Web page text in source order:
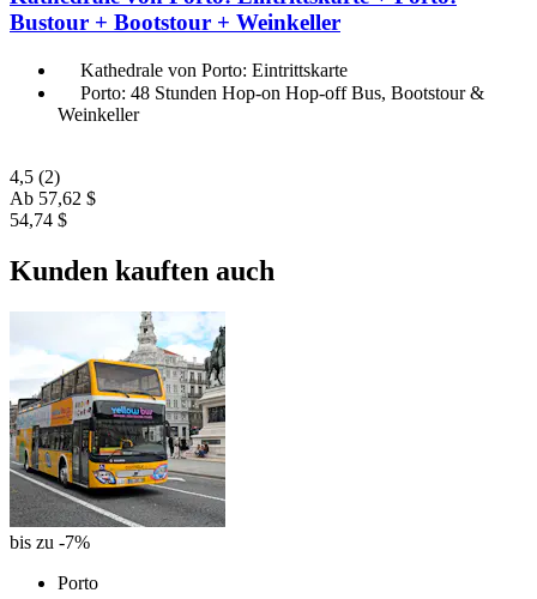
Bustour + Bootstour + Weinkeller
Kathedrale von Porto: Eintrittskarte
Porto: 48 Stunden Hop-on Hop-off Bus, Bootstour &
Weinkeller
4,5 (2)
Ab 57,62 $
54,74 $
Kunden kauften auch
bis zu -7%
Porto